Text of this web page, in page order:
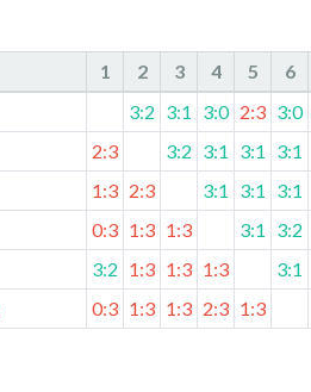
1 2 3 4 5
6
3:2 3:1 3:0 2:3 3:0
2:3 3:2 3:1 3:1
3:1
1:3 2:3 3:1 3:1
3:1
0:3 1:3 1:3 3:1
3:2
3:2 1:3 1:3 1:3
3:1
0:3 1:3 1:3 2:3 1:3